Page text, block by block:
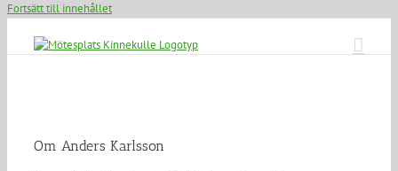
Fortsätt till innehållet
Om Anders Karlsson